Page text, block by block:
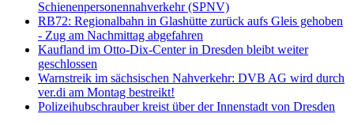
Schienenpersonennahverkehr (SPNV)
RB72: Regionalbahn in Glashütte zurück aufs Gleis gehoben
- Zug am Nachmittag abgefahren
Kaufland im Otto-Dix-Center in Dresden bleibt weiter
geschlossen
Warnstreik im sächsischen Nahverkehr: DVB AG wird durch
ver.di am Montag bestreikt!
Polizeihubschrauber kreist über der Innenstadt von Dresden